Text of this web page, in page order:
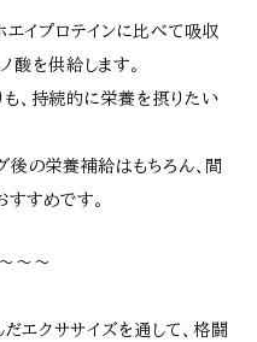
エイプロテインに比べて吸収
酸を供給します。
、持続的に栄養を摂りたい
後の栄養補給はもちろん、間
すめです。
～～
エクササイズを通して、格闘